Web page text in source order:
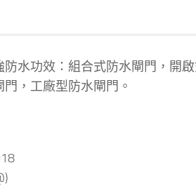
防水功效：組合式防水閘門，開
，工廠型防水閘門。